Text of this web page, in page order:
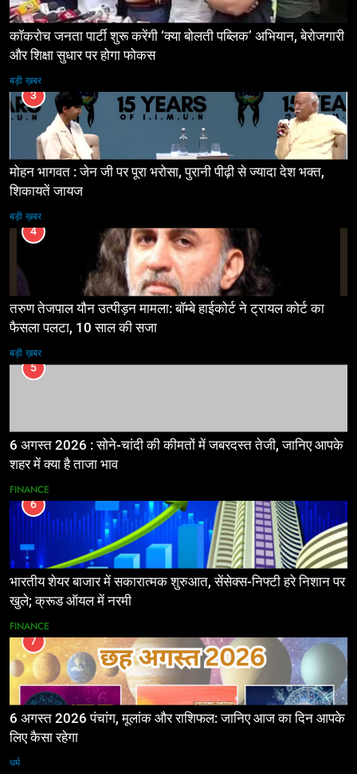
कॉकरोच जनता पार्टी शुरू करेंगी ‘क्या बोलती पब्लिक’ अभियान, बेरोजगारी
और शिक्षा सुधार पर होगा फोकस
बड़ी ख़बर
3
मोहन भागवत : जेन जी पर पूरा भरोसा, पुरानी पीढ़ी से ज्यादा देश भक्त,
शिकायतें जायज
बड़ी ख़बर
4
तरुण तेजपाल यौन उत्पीड़न मामला: बॉम्बे हाईकोर्ट ने ट्रायल कोर्ट का
फैसला पलटा, 10 साल की सजा
बड़ी ख़बर
5
6 अगस्त 2026 : सोने-चांदी की कीमतों में जबरदस्त तेजी, जानिए आपके
शहर में क्या है ताजा भाव
FINANCE
6
भारतीय शेयर बाजार में सकारात्मक शुरुआत, सेंसेक्स-निफ्टी हरे निशान पर
खुले; क्रूड ऑयल में नरमी
FINANCE
7
6 अगस्त 2026 पंचांग, मूलांक और राशिफल: जानिए आज का दिन आपके
लिए कैसा रहेगा
धर्म